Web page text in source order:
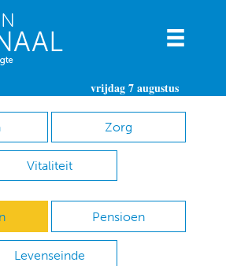
vrijdag 7 augustus
Zorg
Vitaliteit
Pensioen
Levenseinde